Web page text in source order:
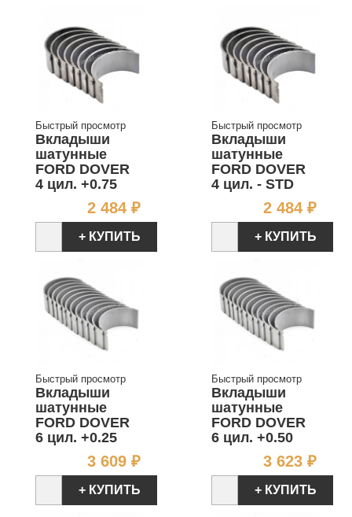
Быстрый просмотр
Вкладыши
шатунные
FORD DOVER
4 цил. +0.75
2 484 ₽Цена
+ КУПИТЬ
Быстрый просмотр
Вкладыши
шатунные
FORD DOVER
4 цил. - STD
2 484 ₽
+ КУПИТЬ
Быстрый просмотр
Вкладыши
шатунные
FORD DOVER
6 цил. +0.25
3 609 ₽Цена
+ КУПИТЬ
Быстрый просмотр
Вкладыши
шатунные
FORD DOVER
6 цил. +0.50
3 623 ₽
+ КУПИТЬ